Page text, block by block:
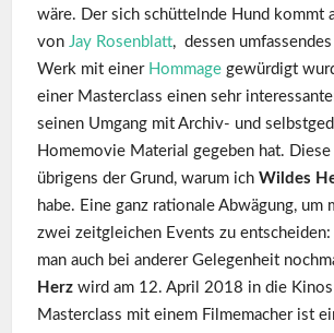
wäre. Der sich schüttelnde Hund kommt
von Jay Rosenblatt, dessen
Werk mit einer Hommagegewürdigt
einer Masterclass einen sehr
seinen Umgang mit Archiv- und
Homemovie Material gegeben hat. Diese
übrigens der Grund, warum ich Wildes
habe. Eine ganz rationale Abwägung, um
zwei zeitgleichen Events zu
man auch bei anderer Gelegenheit
Herzwird am 12. April 2018 in die Kinos
Masterclass mit einem Filmemacher ist